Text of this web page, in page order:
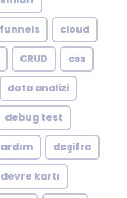
cloud
CRUD css
data analizi
debug test
deşifre
devre kartı